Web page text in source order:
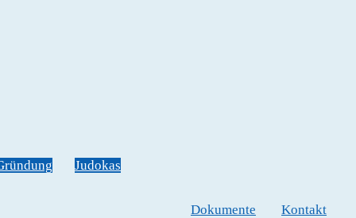
Judokas
Dokumente Kontakt